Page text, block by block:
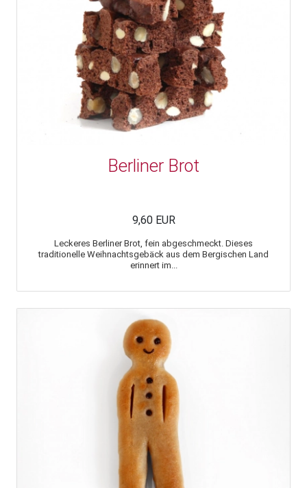
Berliner Brot
9,60 EUR
Leckeres Berliner Brot, fein abgeschmeckt. Dieses
traditionelle Weihnachtsgebäck aus dem Bergischen Land
erinnert im...